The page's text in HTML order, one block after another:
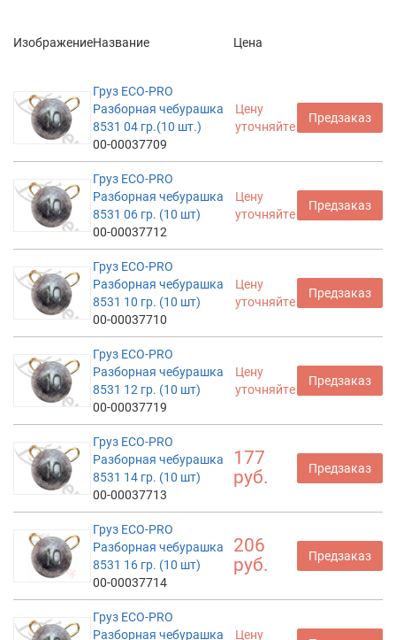
ИзображениеНазвание Цена
Груз ECO-PRO
Разборная чебурашка
8531 04 гр.(10 шт.)
00-00037709
Цену
уточняйте
Предзаказ
Груз ECO-PRO
Разборная чебурашка
8531 06 гр. (10 шт)
00-00037712
Цену
уточняйте
Предзаказ
Груз ECO-PRO
Разборная чебурашка
8531 10 гр. (10 шт)
00-00037710
Цену
уточняйте
Предзаказ
Груз ECO-PRO
Разборная чебурашка
8531 12 гр. (10 шт)
00-00037719
Цену
уточняйте
Предзаказ
Груз ECO-PRO
Разборная чебурашка
8531 14 гр. (10 шт)
00-00037713
177
руб.
Предзаказ
Груз ECO-PRO
Разборная чебурашка
8531 16 гр. (10 шт)
00-00037714
206
руб.
Предзаказ
Груз ECO-PRO
Разборная чебурашка
Цену